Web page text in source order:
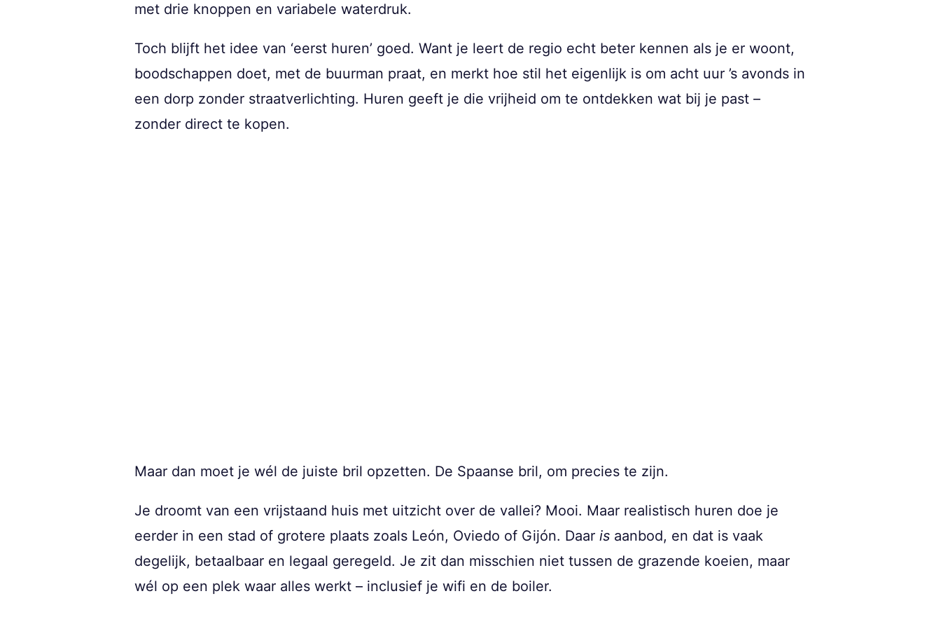
met drie knoppen en variabele waterdruk.
Toch blijft het idee van ‘eerst huren’ goed. Want je leert de regio echt beter kennen als je er woont,
boodschappen doet, met de buurman praat, en merkt hoe stil het eigenlijk is om acht uur ’s avonds in
een dorp zonder straatverlichting. Huren geeft je die vrijheid om te ontdekken wat bij je past –
zonder direct te kopen.
Maar dan moet je wél de juiste bril opzetten. De Spaanse bril, om precies te zijn.
Je droomt van een vrijstaand huis met uitzicht over de vallei? Mooi. Maar realistisch huren doe je
eerder in een stad of grotere plaats zoals León, Oviedo of Gijón. Daar is aanbod, en dat is vaak
degelijk, betaalbaar en legaal geregeld. Je zit dan misschien niet tussen de grazende koeien, maar
wél op een plek waar alles werkt – inclusief je wifi en de boiler.